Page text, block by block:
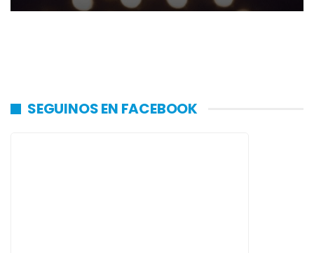
SEGUINOS EN FACEBOOK